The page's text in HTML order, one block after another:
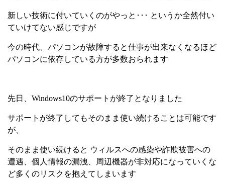
新しい技術に付いていくのがやっと･･･ というか全然付い
ていけてない感じですが
今の時代、パソコンが故障すると仕事が出来なくなるほど
パソコンに依存している方が多数おられます
先日、 Windows10のサポートが終了となりました
サポートが終了してもそのまま使い続けることは可能です
が、
そのまま使い続けると ウィルスへの感染や詐欺被害への
遭遇、個人情報の漏洩、周辺機器が非対応になっていくな
ど多くのリスクを抱えてしまいます